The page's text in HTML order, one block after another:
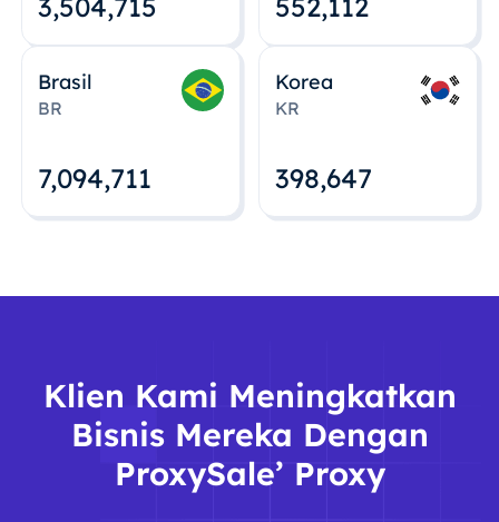
3,504,715 552,112
Brasil
BR
7,094,712
Korea
KR
398,648
Klien Kami Meningkatkan
Bisnis Mereka Dengan
ProxySale’ Proxy